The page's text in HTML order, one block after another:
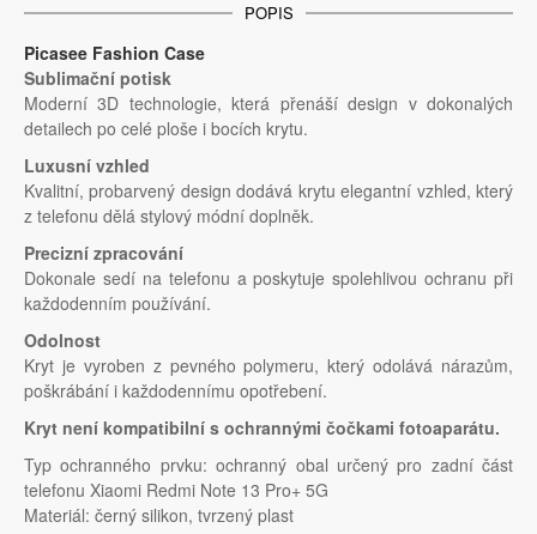
POPIS
Picasee Fashion Case
Sublimační potisk
Moderní 3D technologie, která přenáší design v dokonalých
detailech po celé ploše i bocích krytu.
Luxusní vzhled
Kvalitní, probarvený design dodává krytu elegantní vzhled, který
z telefonu dělá stylový módní doplněk.
Precizní zpracování
Dokonale sedí na telefonu a poskytuje spolehlivou ochranu při
každodenním používání.
Odolnost
Kryt je vyroben z pevného polymeru, který odolává nárazům,
poškrábání i každodennímu opotřebení.
Kryt není kompatibilní s ochrannými čočkami fotoaparátu.
Typ ochranného prvku: ochranný obal určený pro zadní část
telefonu Xiaomi Redmi Note 13 Pro+ 5G
Materiál: černý silikon, tvrzený plast